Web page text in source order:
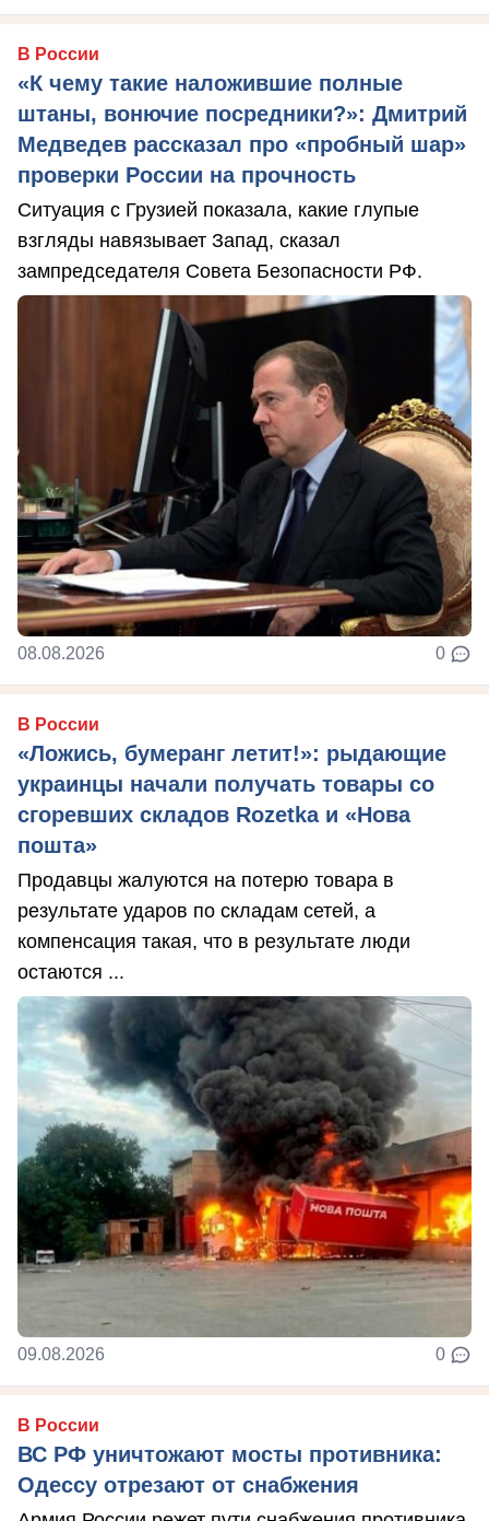
В России
«К чему такие наложившие полные
штаны, вонючие посредники?»: Дмитрий
Медведев рассказал про «пробный шар»
проверки России на прочность
Ситуация с Грузией показала, какие глупые
взгляды навязывает Запад, сказал
зампредседателя Совета Безопасности РФ.
08.08.2026 0
В России
«Ложись, бумеранг летит!»: рыдающие
украинцы начали получать товары со
сгоревших складов Rozetka и «Нова
пошта»
Продавцы жалуются на потерю товара в
результате ударов по складам сетей, а
компенсация такая, что в результате люди
остаются ...
09.08.2026 0
В России
ВС РФ уничтожают мосты противника:
Одессу отрезают от снабжения